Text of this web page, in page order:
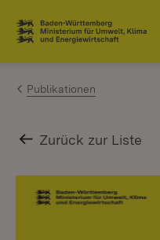
Zum Inhalt springen
Link zur Startseite
Publikationen
Zurück zur Liste